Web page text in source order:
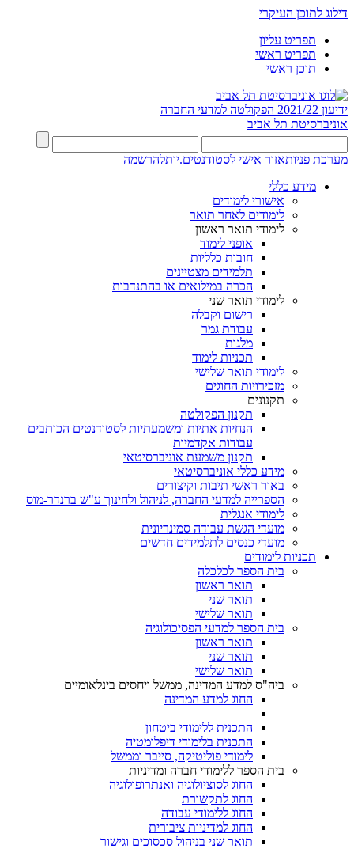
דילוג לתוכן העיקרי
תפריט עליון
תפריט ראשי
תוכן ראשי
ידיעון 2021/22
הפקולטה למדעי החברה
אוניברסיטת תל אביב
מערכת פניותאזור אישי לסטודנטים.יותלהרשמה
מידע כללי
אישורי לימודים
לימודים לאחר תואר
לימודי תואר ראשון
אופני לימוד
חובות כלליות
תלמידים מצטיינים
הכרה במילואים או בהתנדבות
לימודי תואר שני
רישום וקבלה
עבודת גמר
מלגות
תכניות לימוד
לימודי תואר שלישי
מזכירויות החוגים
תקנונים
תקנון הפקולטה
הנחיות אתיות ומשמעתיות לסטודנטים הכותבים
עבודות אקדמיות
תקנון משמעת אוניברסיטאי
מידע כללי אוניברסיטאי
באור ראשי תיבות וקיצורים
הספרייה למדעי החברה, לניהול ולחינוך ע"ש ברנדר-מוס
לימודי אנגלית
מועדי הגשת עבודה סמינריונית
מועדי כנסים לתלמידים חדשים
תכניות לימודים
בית הספר לכלכלה
תואר ראשון
תואר שני
תואר שלישי
בית הספר למדעי הפסיכולוגיה
תואר ראשון
תואר שני
תואר שלישי
ביה"ס למדע המדינה, ממשל ויחסים בינלאומיים
החוג למדע המדינה
התכנית ללימודי ביטחון
התכנית בלימודי דיפלומטיה
לימודי פוליטיקה, סייבר וממשל
בית הספר ללימודי חברה ומדיניות
החוג לסוציולוגיה ואנתרופולוגיה
החוג לתקשורת
החוג ללימודי עבודה
החוג למדיניות ציבורית
תואר שני בניהול סכסוכים וגישור